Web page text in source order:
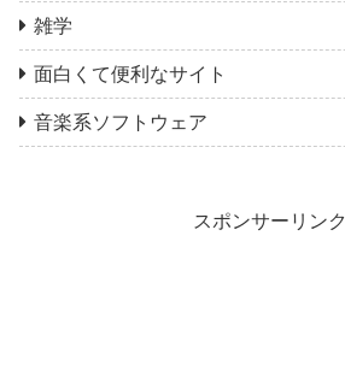
雑学
面白くて便利なサイト
音楽系ソフトウェア
スポンサーリンク